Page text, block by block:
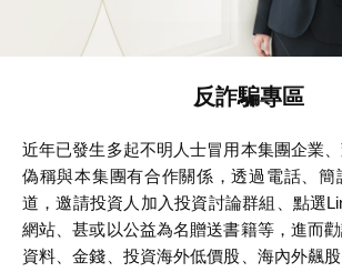
反詐騙專區
近年已發生多起不明人士冒用本集團企業
偽稱與本集團有合作關係，透過電話、簡
道，邀請投資人加入投資討論群組、點選
網站、甚或以公益為名贈送書籍等，進而
資料、金錢、投資海外低價股、海內外飆